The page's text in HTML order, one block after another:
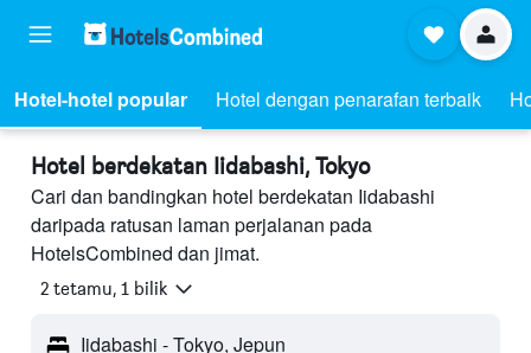
Hotel-hotel popular Hotel dengan penarafan terbaik
Hotel berdekatan Iidabashi, Tokyo
Cari dan bandingkan hotel berdekatan Iidabashi
daripada ratusan laman perjalanan pada
HotelsCombined dan jimat.
2 tetamu, 1 bilik
Iidabashi - Tokyo, Jepun